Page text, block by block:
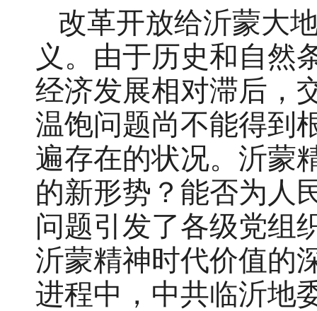
改革开放给沂蒙大
义。由于历史和自然
经济发展相对滞后，
温饱问题尚不能得到
遍存在的状况。沂蒙
的新形势？能否为人
问题引发了各级党组
沂蒙精神时代价值的
进程中，中共临沂地